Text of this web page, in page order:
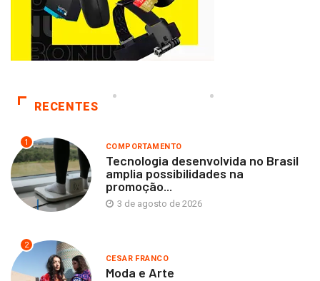
RECENTES
1 COMPORTAMENTO
Tecnologia desenvolvida no Brasil
amplia possibilidades na
promoção...
3 de agosto de 2026
2
CESAR FRANCO
Moda e Arte